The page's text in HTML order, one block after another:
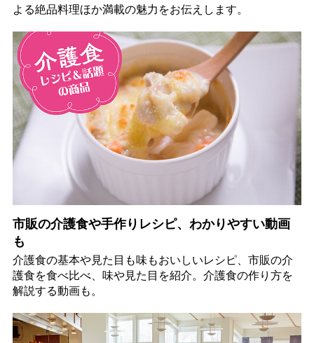
よる絶品料理ほか満載の魅力をお伝えします。
市販の介護食や手作りレシピ、わかりやすい動画
も
介護食の基本や見た目も味もおいしいレシピ、市販の介
護食を食べ比べ、味や見た目を紹介。介護食の作り方を
解説する動画も。